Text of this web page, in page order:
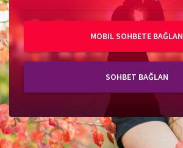
MOBIL SOHBETE BAĞLAN
SOHBET BAĞLAN